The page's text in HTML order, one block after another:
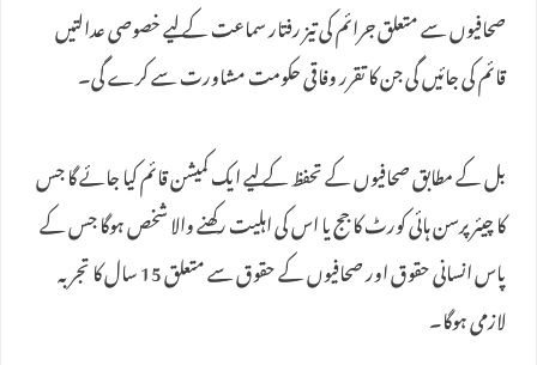
صحافیوں سے متعلق جرائم کی تیز رفتار سماعت کے لیے خصوصی عدالتیں
قائم کی جائیں گی جن کا تقرر وفاقی حکومت مشاورت سے کرے گی۔
بل کے مطابق صحافیوں کے تحفظ کے لیے ایک کمیشن قائم کیا جائے گا جس
کا چیئرپرسن ہائی کورٹ کا جج یا اس کی اہلیت رکھنے والا شخص ہوگا جس کے
پاس انسانی حقوق اور صحافیوں کے حقوق سے متعلق 15 سال کا تجربہ
لازمی ہوگا۔